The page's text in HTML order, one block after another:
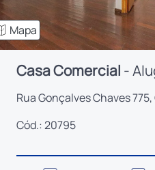
Mapa
Casa Comercial -
Rua Gonçalves Chaves
Cód.: 20795